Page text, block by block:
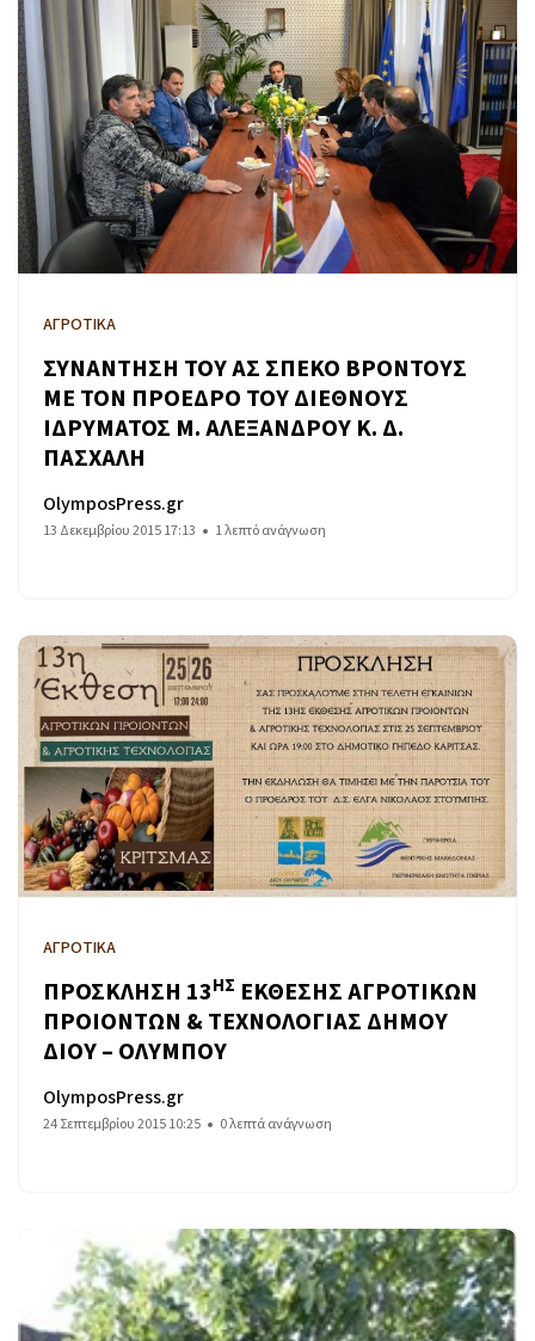
ΑΓΡΟΤΙΚΑ
ΣΥΝΑΝΤΗΣΗ ΤΟΥ ΑΣ ΣΠΕΚΟ ΒΡΟΝΤΟΥΣ
ΜΕ ΤΟΝ ΠΡΟΕΔΡΟ ΤΟΥ ΔΙΕΘΝΟΥΣ
ΙΔΡΥΜΑΤΟΣ Μ. ΑΛΕΞΑΝΔΡΟΥ Κ. Δ.
ΠΑΣΧΑΛΗ
OlymposPress.gr
13 Δεκεμβρίου 2015 17:13 1 λεπτό ανάγνωση
ΑΓΡΟΤΙΚΑ
ΠΡΟΣΚΛΗΣΗ 13ΗΣ ΕΚΘΕΣΗΣ ΑΓΡΟΤΙΚΩΝ
ΠΡΟΙΟΝΤΩΝ & ΤΕΧΝΟΛΟΓΙΑΣ ΔΗΜΟΥ
ΔΙΟΥ – ΟΛΥΜΠΟΥ
OlymposPress.gr
24 Σεπτεμβρίου 2015 10:25 0 λεπτά ανάγνωση